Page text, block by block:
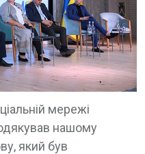
мережі
нашому
який був